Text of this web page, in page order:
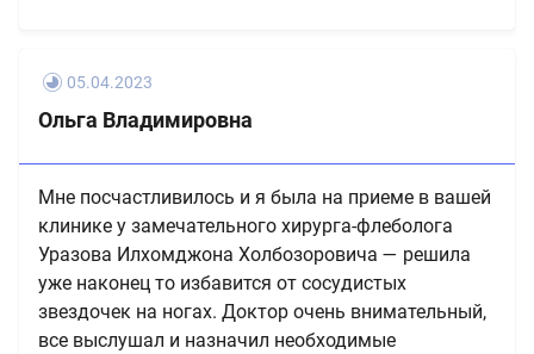
05.04.2023
Ольга Владимировна
Мне посчастливилось и я была на приеме в вашей
клинике у замечательного хирурга-флеболога
Уразова Илхомджона Холбозоровича — решила
уже наконец то избавится от сосудистых
звездочек на ногах. Доктор очень внимательный,
все выслушал и назначил необходимые